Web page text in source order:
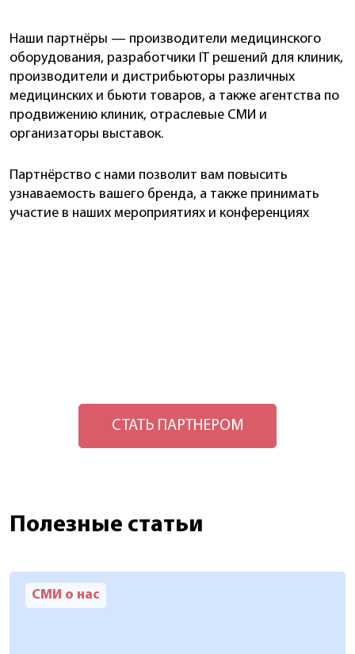
Наши партнёры — производители медицинского
оборудования, разработчики IT решений для клиник,
производители и дистрибьюторы различных
медицинских и бьюти товаров, а также агентства по
продвижению клиник, отраслевые СМИ и
организаторы выставок.
Партнёрство с нами позволит вам повысить
узнаваемость вашего бренда, а также принимать
участие в наших мероприятиях и конференциях
СТАТЬ ПАРТНЕРОМ
Полезные статьи
СМИ о нас